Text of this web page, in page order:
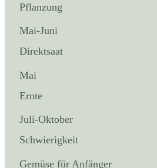
Pflanzung
Mai-Juni
Direktsaat
Mai
Ernte
Juli-Oktober
Schwierigkeit
Gemüse für Anfänger